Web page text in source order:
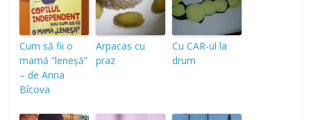
Cum să fii o
mamă ”leneșă”
– de Anna
Bîcova
Arpacas cu
praz
Cu CAR-ul la
drum